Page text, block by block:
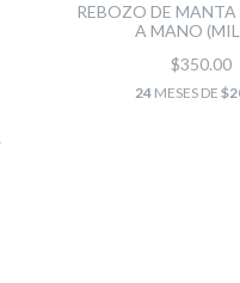
REBOZO DE
A MANO
$350.00
24 MESES DE